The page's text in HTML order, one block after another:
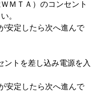
ＭＴＡ）のコンセント
。
定したら次へ進んで
トを差し込み電源を入
定したら次へ進んで